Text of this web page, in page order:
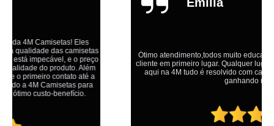
Ótimo atendimento,todos muito educados, prestativos e que colocam o
cliente em primeiro lugar. Qualquer lugar tem problemas,isso é fato, mas
aqui na 4M tudo é resolvido com calma e de forma que todos saem